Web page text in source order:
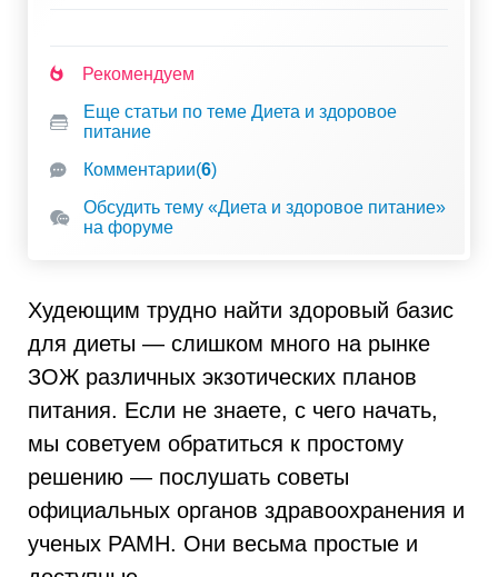
Рекомендуем
Еще статьи по теме Диета и здоровое
питание
Комментарии(6)
Обсудить тему «Диета и здоровое питание»
на форуме
Худеющим трудно найти здоровый базис
для диеты — слишком много на рынке
ЗОЖ различных экзотических планов
питания. Если не знаете, с чего начать,
мы советуем обратиться к простому
решению — послушать советы
официальных органов здравоохранения и
ученых РАМН. Они весьма простые и